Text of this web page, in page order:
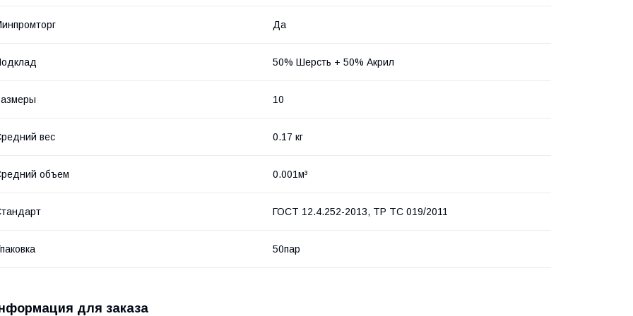
Да
50% Шерсть + 50% Акрил
10
вес 0.17 кг
объем 0.001м³
ГОСТ 12.4.252-2013, ТР ТС 019/2011
50пар
для заказа